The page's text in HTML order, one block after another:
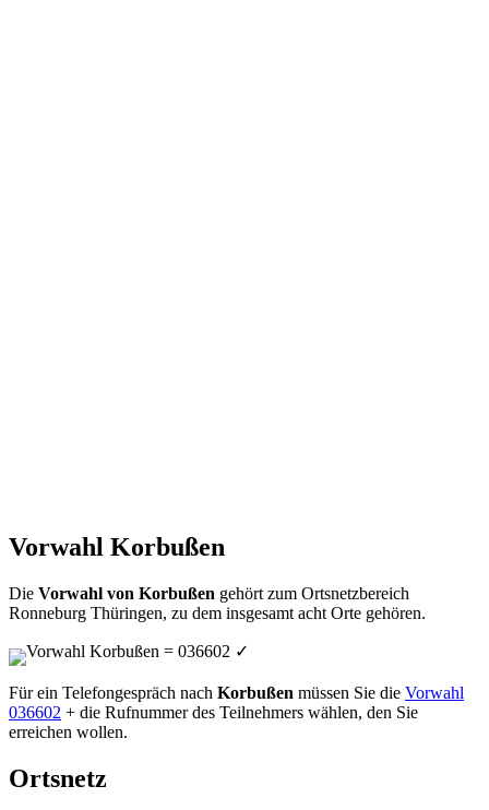
Vorwahl Korbußen
Die Vorwahl von Korbußen gehört zum Ortsnetzbereich
Ronneburg Thüringen, zu dem insgesamt acht Orte gehören.
Vorwahl Korbußen = 036602 ✓
Für ein Telefongespräch nach Korbußen müssen Sie die Vorwahl
036602 + die Rufnummer des Teilnehmers wählen, den Sie
erreichen wollen.
Ortsnetz